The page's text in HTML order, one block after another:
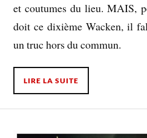
et coutumes du lieu. MAIS,
doit ce dixième Wacken, il
un truc hors du commun.
LIRE LA SUITE